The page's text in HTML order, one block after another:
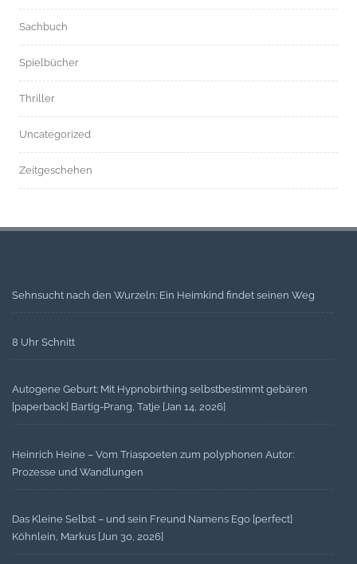
Sachbuch
Spielbücher
Thriller
Uncategorized
Zeitgeschehen
Sehnsucht nach den Wurzeln: Ein Heimkind findet seinen Weg
8 Uhr Schnitt
Autogene Geburt: Mit Hypnobirthing selbstbestimmt gebären
[paperback] Bartig-Prang, Tatje [Jan 14, 2026]
Heinrich Heine – Vom Triaspoeten zum polyphonen Autor:
Prozesse und Wandlungen
Das Kleine Selbst – und sein Freund Namens Ego [perfect]
Köhnlein, Markus [Jun 30, 2026]